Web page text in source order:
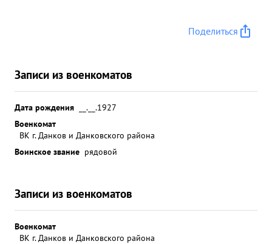
Поделиться
Записи из военкоматов
Дата рождения
__.__.1927
Военкомат
ВК г. Данков и Данковского района
Воинское звание рядовой
Записи из военкоматов
Военкомат
ВК г. Данков и Данковского района